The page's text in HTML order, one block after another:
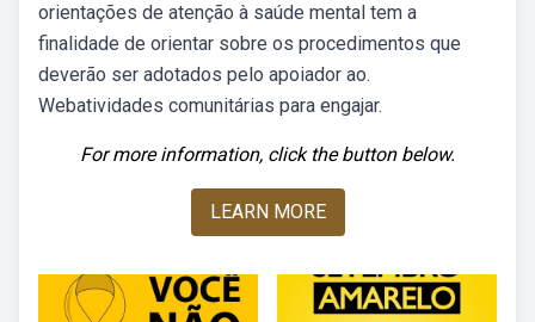
orientações de atenção à saúde mental tem a
finalidade de orientar sobre os procedimentos que
deverão ser adotados pelo apoiador ao.
Webatividades comunitárias para engajar.
For more information, click the button below.
LEARN MORE